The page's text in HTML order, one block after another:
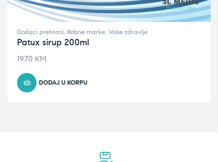
Dodaci prehrani, Robne marke, Vaše zdravlje
Patux sirup 200ml
19.70 KM
DODAJ U KORPU